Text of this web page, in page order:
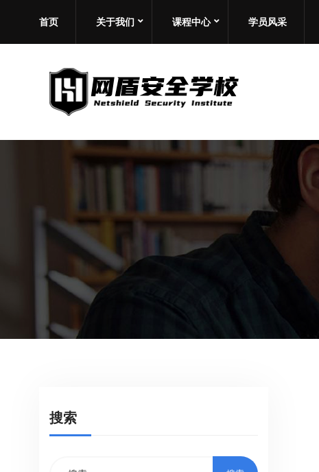
首页 关于我们 课程中心 学员风采
搜索